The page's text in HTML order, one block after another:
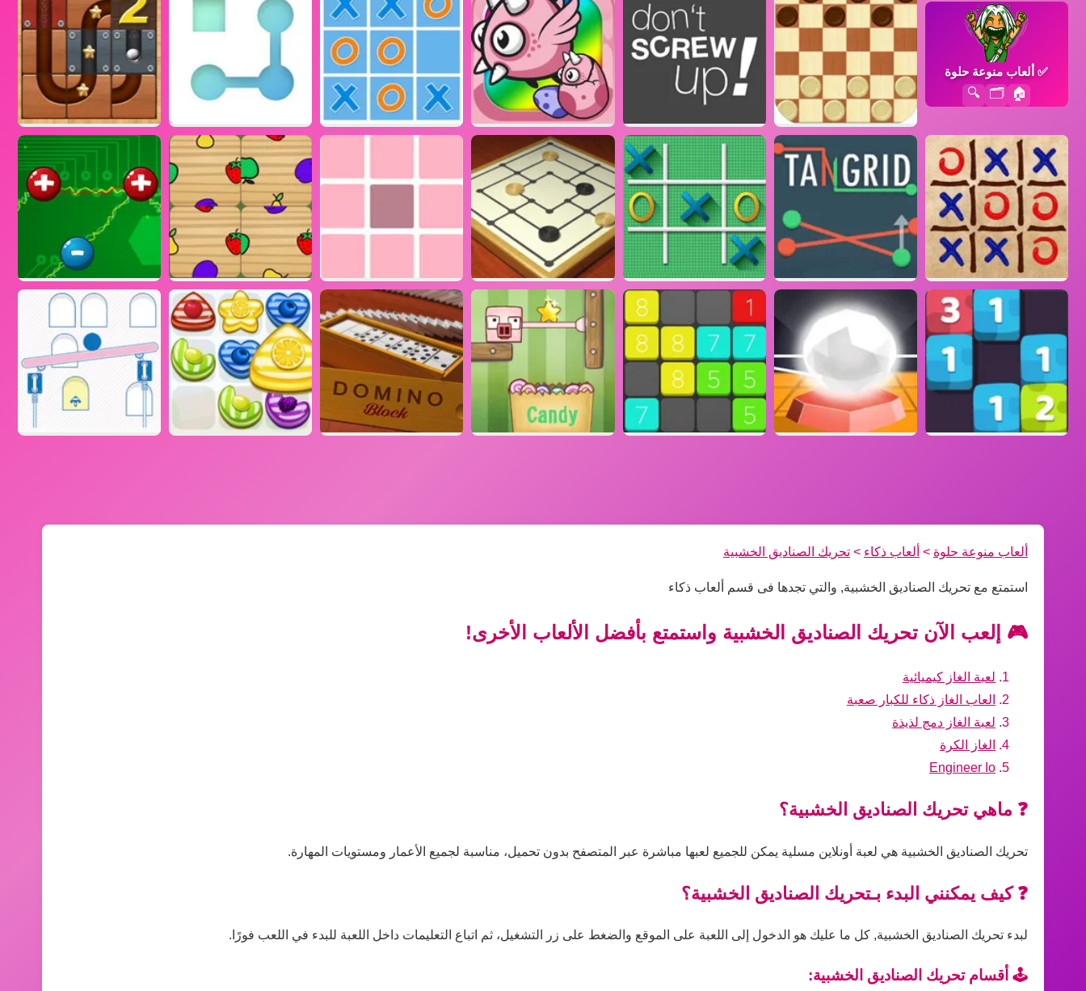
✅ألعاب منوعة حلوة
🏠
🗂️
🔍
ألعاب منوعة حلوة > ألعاب ذكاء > تحريك الصناديق الخشبية
استمتع مع تحريك الصناديق الخشبية, والتي تجدها فى قسم ألعاب ذكاء
🎮 إلعب الآن تحريك الصناديق الخشبية واستمتع بأفضل الألعاب الأخرى!
لعبة الغاز كيميائية
العاب الغاز ذكاء للكبار صعبة
لعبة الغاز دمج لذيذة
الغاز الكرة
Engineer Io
❓ ماهي تحريك الصناديق الخشبية؟
تحريك الصناديق الخشبية هي لعبة أونلاين مسلية يمكن للجميع لعبها مباشرة عبر المتصفح بدون تحميل، مناسبة لجميع الأعمار ومستويات المهارة.
❓ كيف يمكنني البدء بـتحريك الصناديق الخشبية؟
لبدء تحريك الصناديق الخشبية, كل ما عليك هو الدخول إلى اللعبة على الموقع والضغط على زر التشغيل، ثم اتباع التعليمات داخل اللعبة للبدء في اللعب فورًا.
🕹️ أقسام تحريك الصناديق الخشبية: